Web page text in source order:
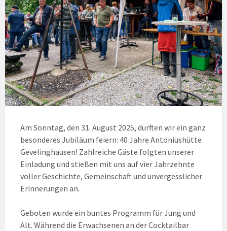
Am Sonntag, den 31. August 2025, durften wir ein ganz
besonderes Jubiläum feiern: 40 Jahre Antoniushütte
Gevelinghausen! Zahlreiche Gäste folgten unserer
Einladung und stießen mit uns auf vier Jahrzehnte
voller Geschichte, Gemeinschaft und unvergesslicher
Erinnerungen an.
Geboten wurde ein buntes Programm für Jung und
Alt. Während die Erwachsenen an der Cocktailbar